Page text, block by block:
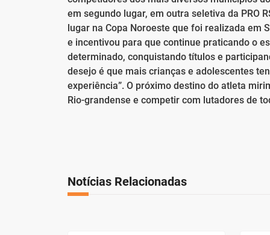
em segundo lugar, em outra seletiva da PRO
lugar na Copa Noroeste que foi realizada em
e incentivou para que continue praticando o
determinado, conquistando títulos e
desejo é que mais crianças e adolescentes
experiência”. O próximo destino do atleta
Rio-grandense e competir com lutadores de
Notícias Relacionadas